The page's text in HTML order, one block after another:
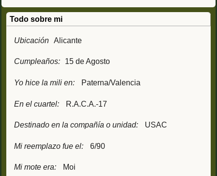
Todo sobre mi
Ubicación Alicante
Cumpleaños: 15 de Agosto
Yo hice la mili en: Paterna/Valencia
En el cuartel: R.A.C.A.-17
Destinado en la compañía o unidad: USAC
Mi reemplazo fue el: 6/90
Mi mote era: Moi